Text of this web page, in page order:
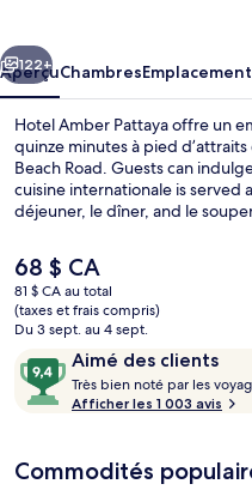
Suivant
122+
AperçuChambresEmplacement
Hotel Amber Pattaya offre un
quinze minutes à pied
Beach Road. Guests can
cuisine internationale is served
déjeuner, le dîner, and le
comptent parmi les autres
et l’emplacement sont des
Le
prix
actuel
est
de 68 $ CA
68 $ CA
81 $ CA au total
(taxes et frais compris)
Du 3 sept. au 4 sept.
Avis Aimé des clients
9,4
sur
10,
Très bien noté par les
Afficher les 1 003 avis
Commodités